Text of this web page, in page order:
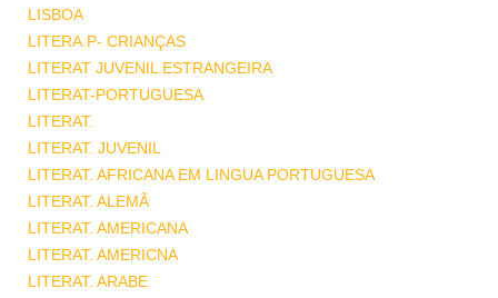
LISBOA
LITERA.P- CRIANÇAS
LITERAT JUVENIL ESTRANGEIRA
LITERAT-PORTUGUESA
LITERAT.
LITERAT. JUVENIL
LITERAT. AFRICANA EM LINGUA PORTUGUESA
LITERAT. ALEMÃ
LITERAT. AMERICANA
LITERAT. AMERICNA
LITERAT. ARABE